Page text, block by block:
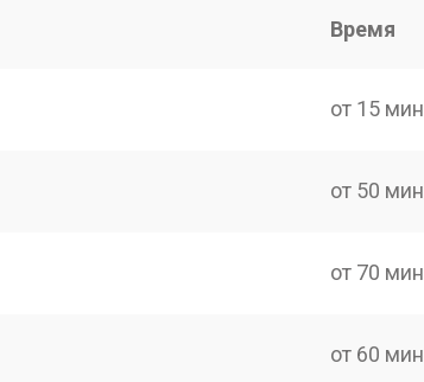
Время
от 15 мин
от 50 мин
от 70 мин
от 60 мин